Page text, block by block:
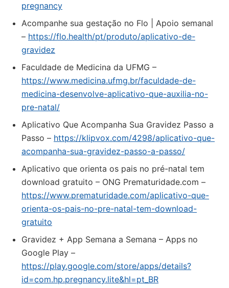
pregnancy
Acompanhe sua gestação no Flo | Apoio semanal
– https://flo.health/pt/produto/aplicativo-de-
gravidez
Faculdade de Medicina da UFMG –
https://www.medicina.ufmg.br/faculdade-de-
medicina-desenvolve-aplicativo-que-auxilia-no-
pre-natal/
Aplicativo Que Acompanha Sua Gravidez Passo a
Passo – https://klipvox.com/4298/aplicativo-que-
acompanha-sua-gravidez-passo-a-passo/
Aplicativo que orienta os pais no pré-natal tem
download gratuito – ONG Prematuridade.com –
https://www.prematuridade.com/aplicativo-que-
orienta-os-pais-no-pre-natal-tem-download-
gratuito
Gravidez + App Semana a Semana – Apps no
Google Play –
https://play.google.com/store/apps/details?
id=com.hp.pregnancy.lite&hl=pt_BR